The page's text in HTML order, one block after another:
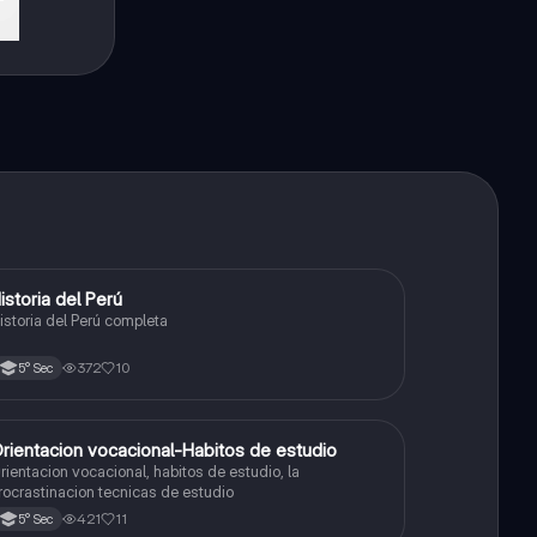
Ciencias Sociales
del Perú
del Perú completa
5° Sec 372 10
Ciencias Socialesvocacional-Habitos de estudio
vocacional, habitos de estudio, la
tecnicas de estudio
5° Sec 421 11